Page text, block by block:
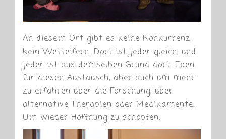
An diesem Ort gibt es keine Konkurrenz,
kein Wetteifern. Dort ist jeder gleich, und
jeder ist aus demselben Grund dort. Eben
für diesen Austausch, aber auch um mehr
zu erfahren über die Forschung, über
alternative Therapien oder Medikamente.
Um wieder Hoffnung zu schöpfen.